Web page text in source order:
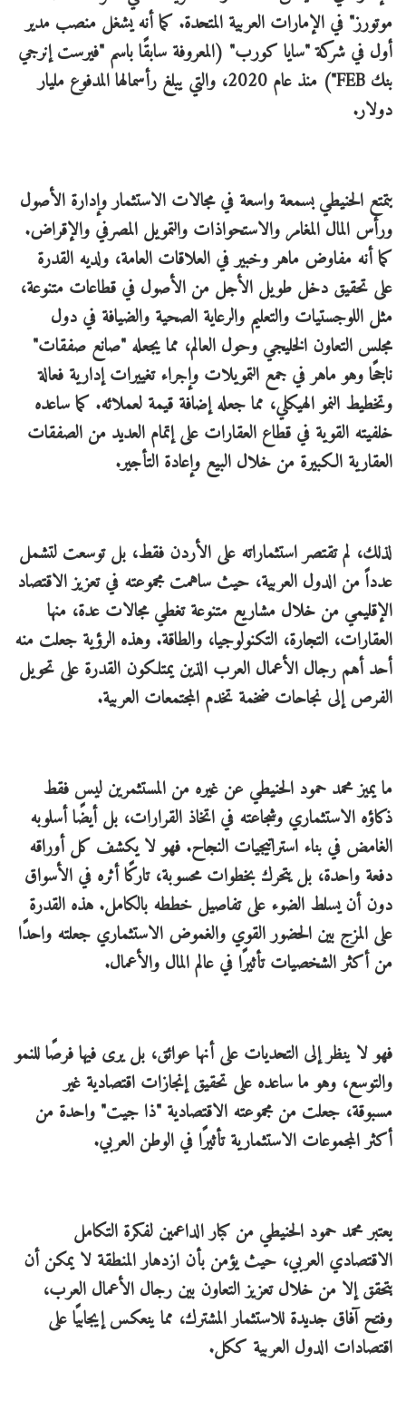
موتورز" في الإمارات العربية المتحدة. كما أنه يشغل منصب مدير
أول في شركة "سايا كورب" (المعروفة سابقًا باسم "فيرست إنرجي
بنك FEB") منذ عام 2020، والتي يبلغ رأسمالها المدفوع مليار
دولار.
يتمتع الحنيطي بسمعة واسعة في مجالات الاستثمار وإدارة الأصول
ورأس المال المغامر والاستحواذات والتمويل المصرفي والإقراض.
كما أنه مفاوض ماهر وخبير في العلاقات العامة، ولديه القدرة
على تحقيق دخل طويل الأجل من الأصول في قطاعات متنوعة،
مثل اللوجستيات والتعليم والرعاية الصحية والضيافة في دول
مجلس التعاون الخليجي وحول العالم، مما يجعله "صانع صفقات"
ناجحًا وهو ماهر في جمع التمويلات وإجراء تغييرات إدارية فعالة
وتخطيط النمو الهيكلي، مما جعله إضافة قيمة لعملائه. كما ساعده
خلفيته القوية في قطاع العقارات على إتمام العديد من الصفقات
العقارية الكبيرة من خلال البيع وإعادة التأجير.
لذلك، لم تقتصر استثماراته على الأردن فقط، بل توسعت لتشمل
عدداً من الدول العربية، حيث ساهمت مجموعته في تعزيز الاقتصاد
الإقليمي من خلال مشاريع متنوعة تغطي مجالات عدة، منها
العقارات، التجارة، التكنولوجيا، والطاقة. وهذه الرؤية جعلت منه
أحد أهم رجال الأعمال العرب الذين يمتلكون القدرة على تحويل
الفرص إلى نجاحات ضخمة تخدم المجتمعات العربية.
ما يميز محمد حمود الحنيطي عن غيره من المستثمرين ليس فقط
ذكاؤه الاستثماري وشجاعته في اتخاذ القرارات، بل أيضًا أسلوبه
الغامض في بناء استراتيجيات النجاح. فهو لا يكشف كل أوراقه
دفعة واحدة، بل يتحرك بخطوات محسوبة، تاركًا أثره في الأسواق
دون أن يسلط الضوء على تفاصيل خططه بالكامل. هذه القدرة
على المزج بين الحضور القوي والغموض الاستثماري جعلته واحدًا
من أكثر الشخصيات تأثيرًا في عالم المال والأعمال.
فهو لا ينظر إلى التحديات على أنها عوائق، بل يرى فيها فرصًا للنمو
والتوسع، وهو ما ساعده على تحقيق إنجازات اقتصادية غير
مسبوقة، جعلت من مجموعته الاقتصادية "ذا جيت" واحدة من
أكثر المجموعات الاستثمارية تأثيرًا في الوطن العربي.
يعتبر محمد حمود الحنيطي من كبار الداعمين لفكرة التكامل
الاقتصادي العربي، حيث يؤمن بأن ازدهار المنطقة لا يمكن أن
يتحقق إلا من خلال تعزيز التعاون بين رجال الأعمال العرب،
وفتح آفاق جديدة للاستثمار المشترك، مما ينعكس إيجابيًا على
اقتصادات الدول العربية ككل.